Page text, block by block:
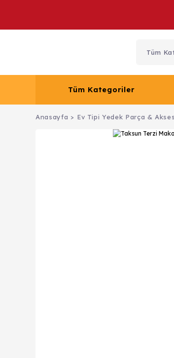
Tüm Kategoriler
Anasayfa Ev Tipi Yedek Parça &